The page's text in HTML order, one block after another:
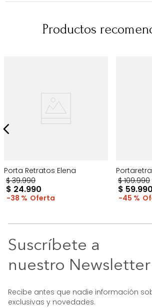
Productos
Porta Retratos Elena
$ 39.990
$ 24.990
38 %
$ 109.990
$ 59.990
45 %
Suscríbete a
nuestro Newsletter
Recibe antes que nadie información
exclusivas y novedades.